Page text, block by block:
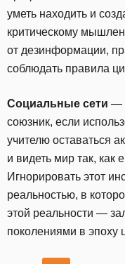
уметь находить и
критическому
от дезинформации,
соблюдать правила
Социальные сети —
союзник, если
учителю оставаться
и видеть мир так, как
Игнорировать этот
реальностью, в
этой реальности —
поколениями в эпоху